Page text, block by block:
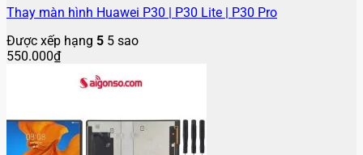
Thay màn hình Huawei P30 | P30 Lite | P30 Pro
Được xếp hạng 5 5 sao
550.000₫